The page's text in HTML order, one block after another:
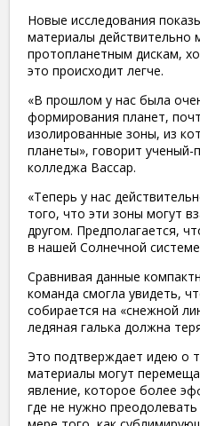
Новые исследования
материалы действительно
протопланетным дискам,
это происходит легче.
«В прошлом у нас была
формирования планет,
изолированные зоны, из
планеты», говорит ученый-
колледжа Вассар.
«Теперь у нас
того, что эти зоны могут
другом. Предполагается,
в нашей Солнечной
Сравнивая данные
команда смогла увидеть,
собирается на «снежной
ледяная галька должна
Это подтверждает идею о
материалы могут
явление, которое более
где не нужно